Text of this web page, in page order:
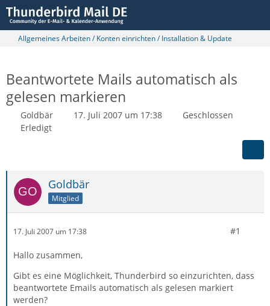
Allgemeines Arbeiten / Konten einrichten / Installation & Update
Beantwortete Mails automatisch als
gelesen markieren
Goldbär 17. Juli 2007 um 17:38
Geschlossen
Erledigt
Goldbär
Mitglied
17. Juli 2007 um 17:38 #1
Hallo zusammen,
Gibt es eine Möglichkeit, Thunderbird so einzurichten, dass
beantwortete Emails automatisch als gelesen markiert
werden?